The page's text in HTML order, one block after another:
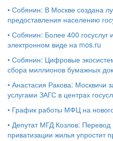
• Собянин: В Москве создана
предоставления населению
• Собянин: Более 400 госуслуг
электронном виде на mos.ru
• Собянин: Цифровые
сбора миллионов бумажных
• Анастасия Ракова: Москвичи
услугами ЗАГС в центрах
• График работы МФЦ на
• Депутат МГД Козлов: Перевод
приватизации жилья упростит